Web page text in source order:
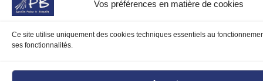
Vos préférences en matière de cookies
Ce site utilise uniquement des cookies techniques essentiels au
ses fonctionnalités.